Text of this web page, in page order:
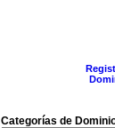
Categorías de